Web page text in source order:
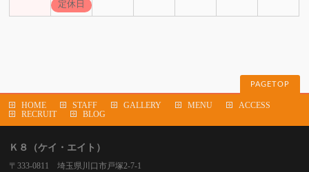
定休日
PAGETOP
HOME STAFF GALLERY MENU
ACCESS
RECRUIT
BLOG
Ｋ８（ケイ・エイト）
〒333-0811 埼玉県川口市戸塚2-7-1